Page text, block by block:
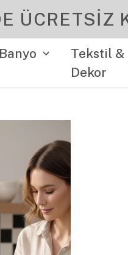
ÜRÜNLER
Banyo
Tekstil &
Dekor